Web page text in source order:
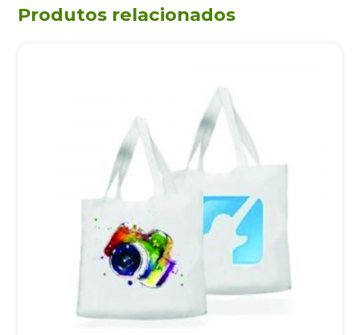
Produtos relacionados